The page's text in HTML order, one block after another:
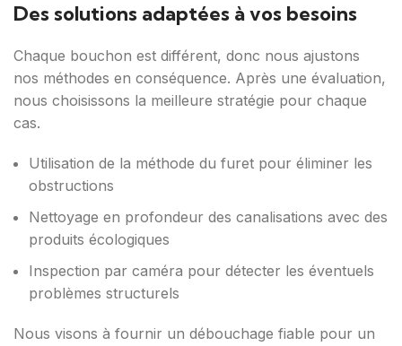
Des solutions adaptées à vos besoins
Chaque bouchon est différent, donc nous ajustons
nos méthodes en conséquence. Après une évaluation,
nous choisissons la meilleure stratégie pour chaque
cas.
Utilisation de la méthode du furet pour éliminer les
obstructions
Nettoyage en profondeur des canalisations avec des
produits écologiques
Inspection par caméra pour détecter les éventuels
problèmes structurels
Nous visons à fournir un débouchage fiable pour un